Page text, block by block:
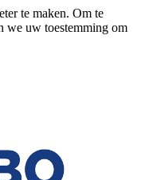
te maken. Om te
we uw toestemming om